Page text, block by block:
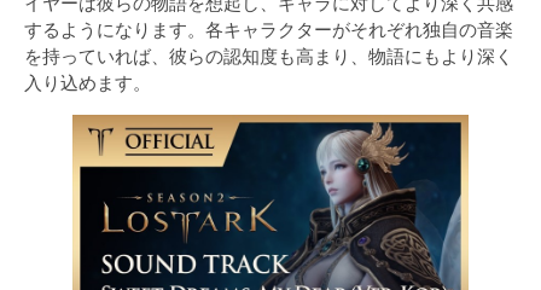
するようになります。各キャラクターがそれぞれ独自の音楽
を持っていれば、彼らの認知度も高まり、物語にもより深く
入り込めます。